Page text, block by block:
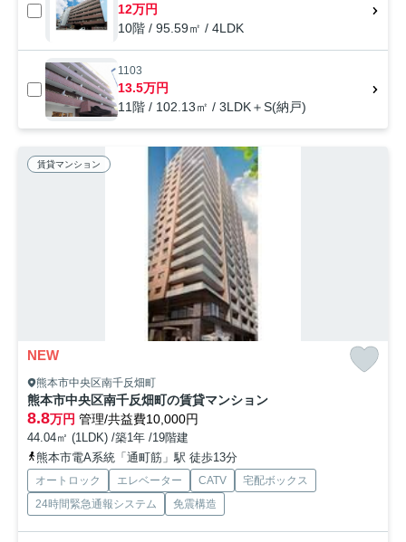
12万円
10階 / 95.59㎡ / 4LDK
1103
13.5万円
11階 / 102.13㎡ / 3LDK＋S(納戸)
賃貸マンション
NEW
熊本市中央区南千反畑町
熊本市中央区南千反畑町の賃貸マンション
8.8万円 管理/共益費10,000円
44.04㎡ (1LDK) /築1年 /19階建
熊本市電A系統「通町筋」駅 徒歩13分
オートロック エレベーター CATV
宅配ボックス
24時間緊急通報システム
免震構造